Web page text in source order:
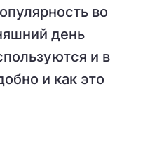
во
день
и в
и как это